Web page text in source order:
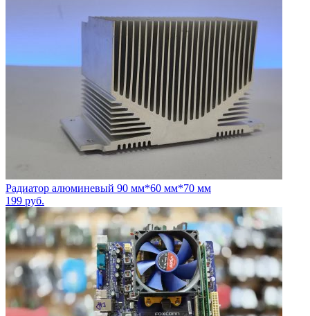
Радиатор алюминевый 90 мм*60 мм*70 мм
199 руб.